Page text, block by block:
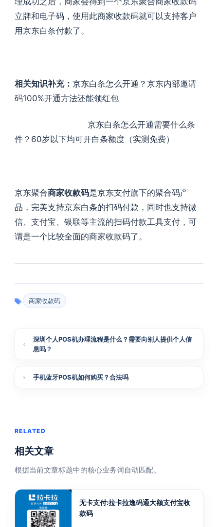
立牌和电子码，使用此商家收款码就可以支持客户
用京东白条付款了。
相关知识补充： 京东白条怎么开通？京东内部邀请
码100%开通方法还能领红包
京东白条怎么开通需要什么条
件？60岁以下均可开白条额度（实测免费）
京东聚合商家收款码是京东支付旗下的聚合码产
品，完美支持京东白条的扫码付款，同时也支持微
信、支付宝、银联等主流的扫码付款工具支付，可
谓是一个比较全面的商家收款码了。
商家收款码
深圳个人POS机办理流程是什么？需要向别人提供个人信
息吗？
手机蓝牙POS机如何购买？合法吗
RELATED
相关文章
根据当前文章标题中的核心业务词自动匹配。
无卡支付:拉卡拉逸码通大额支付宝收
款码